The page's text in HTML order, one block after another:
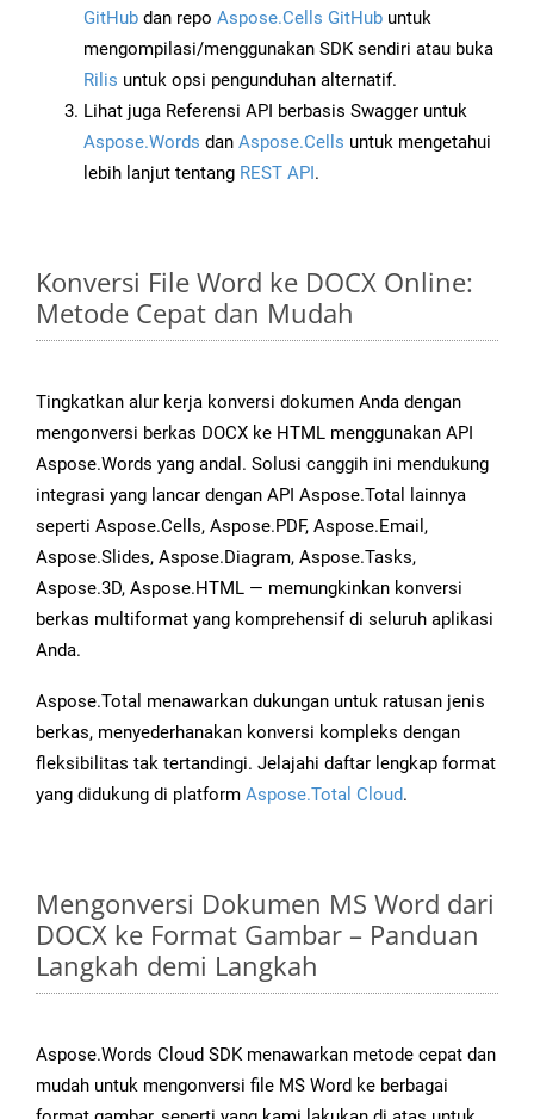
GitHub dan repo Aspose.Cells GitHub untuk
mengompilasi/menggunakan SDK sendiri atau buka
Rilis untuk opsi pengunduhan alternatif.
Lihat juga Referensi API berbasis Swagger untuk
Aspose.Words dan Aspose.Cells untuk mengetahui
lebih lanjut tentang REST API.
Konversi File Word ke DOCX Online:
Metode Cepat dan Mudah
Tingkatkan alur kerja konversi dokumen Anda dengan
mengonversi berkas DOCX ke HTML menggunakan API
Aspose.Words yang andal. Solusi canggih ini mendukung
integrasi yang lancar dengan API Aspose.Total lainnya
seperti Aspose.Cells, Aspose.PDF, Aspose.Email,
Aspose.Slides, Aspose.Diagram, Aspose.Tasks,
Aspose.3D, Aspose.HTML — memungkinkan konversi
berkas multiformat yang komprehensif di seluruh aplikasi
Anda.
Aspose.Total menawarkan dukungan untuk ratusan jenis
berkas, menyederhanakan konversi kompleks dengan
fleksibilitas tak tertandingi. Jelajahi daftar lengkap format
yang didukung di platform Aspose.Total Cloud.
Mengonversi Dokumen MS Word dari
DOCX ke Format Gambar – Panduan
Langkah demi Langkah
Aspose.Words Cloud SDK menawarkan metode cepat dan
mudah untuk mengonversi file MS Word ke berbagai